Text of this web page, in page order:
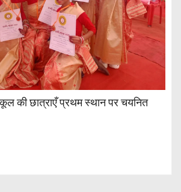
की छात्र‌ाएँ प्रथम स्थान पर चयनित